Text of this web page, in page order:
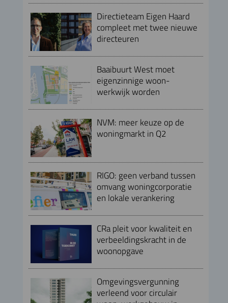
Directieteam Eigen Haard
compleet met twee nieuwe
directeuren
Baaibuurt West moet
eigenzinnige woon-
werkwijk worden
NVM: meer keuze op de
woningmarkt in Q2
RIGO: geen verband tussen
omvang woningcorporatie
en lokale verankering
CRa pleit voor kwaliteit en
verbeeldingskracht in de
woonopgave
Omgevingsvergunning
verleend voor circulair